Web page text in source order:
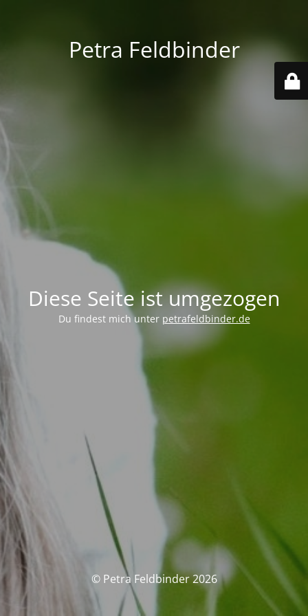
Petra Feldbinder
Diese Seite ist umgezogen
Du findest mich unter petrafeldbinder.de
© Petra Feldbinder 2026